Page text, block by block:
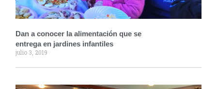
Dan a conocer la alimentación que se
entrega en jardines infantiles
julio 3, 2019